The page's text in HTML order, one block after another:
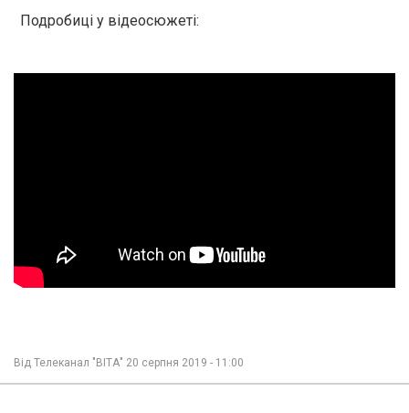
Подробиці у відеосюжеті:
Від Телеканал "ВІТА" 20 серпня 2019 - 11:00